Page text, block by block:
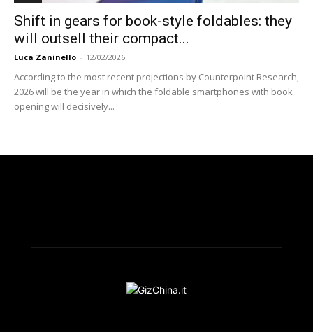
Shift in gears for book-style foldables: they
will outsell their compact...
Luca Zaninello - 12/02/2026
According to the most recent projections by Counterpoint Research,
2026 will be the year in which the foldable smartphones with book
opening will decisively...